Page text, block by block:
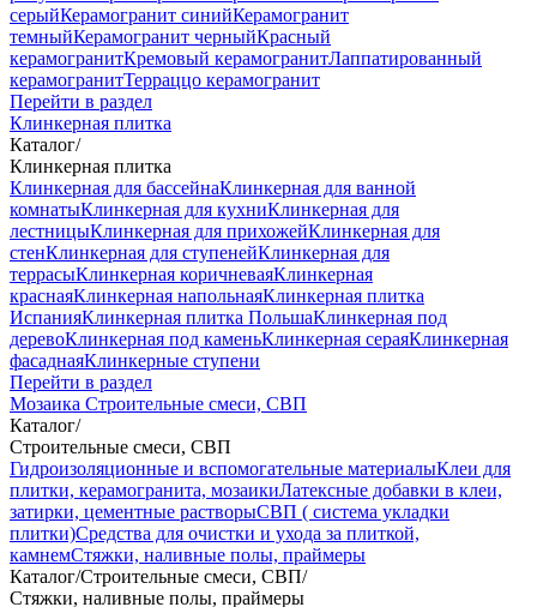
серыйКерамогранит синийКерамогранит
темныйКерамогранит черныйКрасный
керамогранитКремовый керамогранитЛаппатированный
керамогранитТерраццо керамогранит
Перейти в раздел
Клинкерная плитка
Каталог/
Клинкерная плитка
Клинкерная для бассейнаКлинкерная для ванной
комнатыКлинкерная для кухниКлинкерная для
лестницыКлинкерная для прихожейКлинкерная для
стенКлинкерная для ступенейКлинкерная для
террасыКлинкерная коричневаяКлинкерная
краснаяКлинкерная напольнаяКлинкерная плитка
ИспанияКлинкерная плитка ПольшаКлинкерная под
деревоКлинкерная под каменьКлинкерная сераяКлинкерная
фасаднаяКлинкерные ступени
Перейти в раздел
Мозаика Строительные смеси, СВП
Каталог/
Строительные смеси, СВП
Гидроизоляционные и вспомогательные материалыКлеи для
плитки, керамогранита, мозаикиЛатексные добавки в клеи,
затирки, цементные растворыСВП ( система укладки
плитки)Средства для очистки и ухода за плиткой,
камнемСтяжки, наливные полы, праймеры
Каталог/Строительные смеси, СВП/
Стяжки, наливные полы, праймеры